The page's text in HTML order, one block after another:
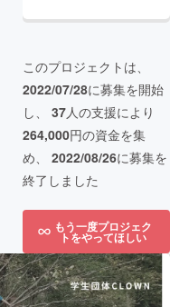
このプロジェクトは、
2022/07/28に募集を開始
し、 37人の支援により
264,000円の資金を集
め、 2022/08/26に募集を
終了しました
もう一度プロジェク
トをやってほしい